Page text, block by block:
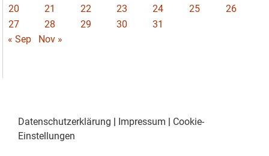
20
21 22 23 24 25
26
27
28 29 30
31
« Sep
Nov »
Datenschutzerklärung Impressum
Cookie-
Einstellungen